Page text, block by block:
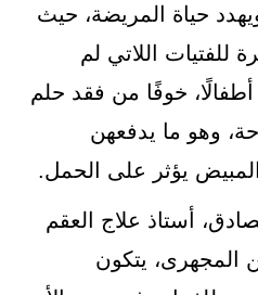
حياة المريضة، حيث
للفتيات اللاتي لم
خوفًا من فقد حلم
وهو ما يدفعهن
يؤثر على الحمل.
أستاذ علاج العقم
المجهرى، يتكون